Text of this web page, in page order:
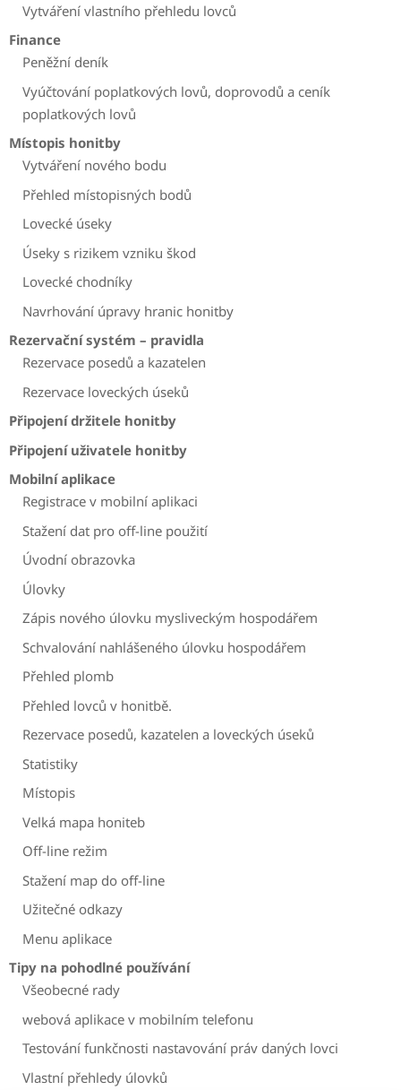
Vytváření vlastního přehledu lovců
Finance
Peněžní deník
Vyúčtování poplatkových lovů, doprovodů a ceník
poplatkových lovů
Místopis honitby
Vytváření nového bodu
Přehled místopisných bodů
Lovecké úseky
Úseky s rizikem vzniku škod
Lovecké chodníky
Navrhování úpravy hranic honitby
Rezervační systém – pravidla
Rezervace posedů a kazatelen
Rezervace loveckých úseků
Připojení držitele honitby
Připojení uživatele honitby
Mobilní aplikace
Registrace v mobilní aplikaci
Stažení dat pro off-line použití
Úvodní obrazovka
Úlovky
Zápis nového úlovku mysliveckým hospodářem
Schvalování nahlášeného úlovku hospodářem
Přehled plomb
Přehled lovců v honitbě.
Rezervace posedů, kazatelen a loveckých úseků
Statistiky
Místopis
Velká mapa honiteb
Off-line režim
Stažení map do off-line
Užitečné odkazy
Menu aplikace
Tipy na pohodlné používání
Všeobecné rady
webová aplikace v mobilním telefonu
Testování funkčnosti nastavování práv daných lovci
Vlastní přehledy úlovků